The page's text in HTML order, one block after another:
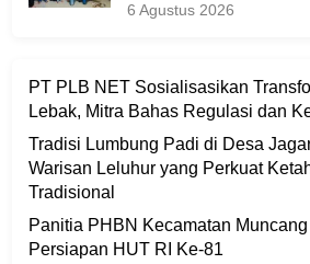
6 Agustus 2026
PT PLB NET Sosialisasikan
Lebak, Mitra Bahas Regulasi dan
Tradisi Lumbung Padi di Desa
Warisan Leluhur yang Perkuat
Tradisional
Panitia PHBN Kecamatan
Persiapan HUT RI Ke-81